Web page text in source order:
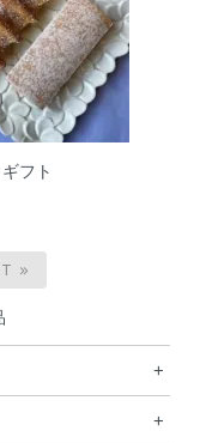
フト
»
+
+